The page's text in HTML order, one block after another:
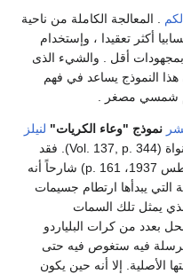
. المعالجة الكاملة من ناحية
أكثر تعقيدا ، وإستخدام
أقل . والشيء الذى
النموذج يساعد في فهم
شمسي مصغر .
نموذج "وعاء الكريات" لنيلز
لشرح تأثير قصف الجسيمات على نواة (Vol. 137, p. 344). فقد
(20 أغسطس 1937، p. 161) شارحاً أنه
التي يبدأها ارتطام جسيمات
يمثل تلك السمات
بعدد من كرات البلياردو
فيه ستغوص فيه حتى
الأصلية. إلا أنه حين يكون